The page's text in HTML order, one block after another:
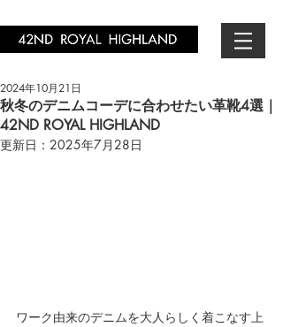
秋冬のデニムコーデに合わせたい革靴4選｜
42ND ROYAL HIGHLAND
2024年10月21日
更新日： 2025年7月28日
ワーク由来のデニムを大人らしく着こなす上